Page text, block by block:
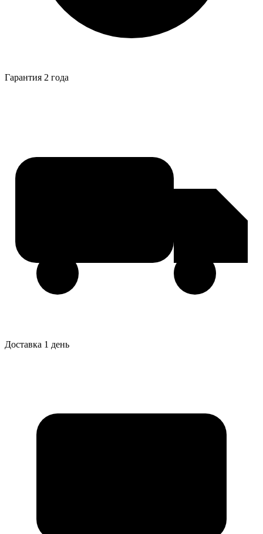
Гарантия 2 года
Доставка 1 день